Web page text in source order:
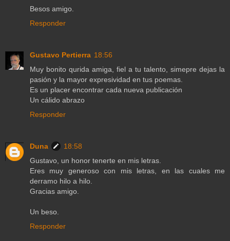
Besos amigo.
Responder
Gustavo Pertierra 18:56
Muy bonito qurida amiga, fiel a tu talento, simepre dejas la
pasión y la mayor expresividad en tus poemas.
Es un placer encontrar cada nueva publicación
Un cálido abrazo
Responder
Duna
18:58
Gustavo, un honor tenerte en mis letras.
Eres muy generoso con mis letras, en las cuales me
derramo hilo a hilo.
Gracias amigo.
Un beso.
Responder